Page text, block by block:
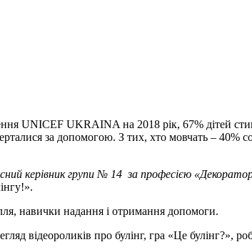
UNICEF UKRAINA на 2018 рік, 67% дітей
за допомогою. З тих, хто мовчать –
керівник групи № 14 за професією
навички надання і отримання допомоги.
відеороликів про булінг, гра «Це булінг?»,